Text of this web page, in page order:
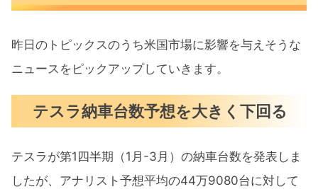
昨日のトピックスのうち米国市場に影響を与えそうな
ニュースをピックアップしていきます。
テスラ納車台数予想を大きく下回る
テスラが第1四半期（1月-3月）の納車台数を発表しま
したが、アナリスト予想平均の44万9080台に対して